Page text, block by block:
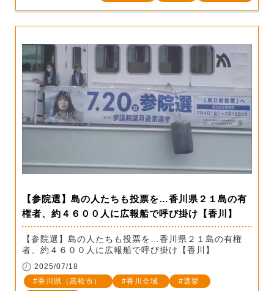
【参院選】島の人たちも投票を…香川県２１島の有
権者、約４６００人に広報船で呼び掛け【香川】
【参院選】島の人たちも投票を…香川県２１島の有権
者、約４６００人に広報船で呼び掛け【香川】
2025/07/18
香川県（高松市）
香川全域
選挙